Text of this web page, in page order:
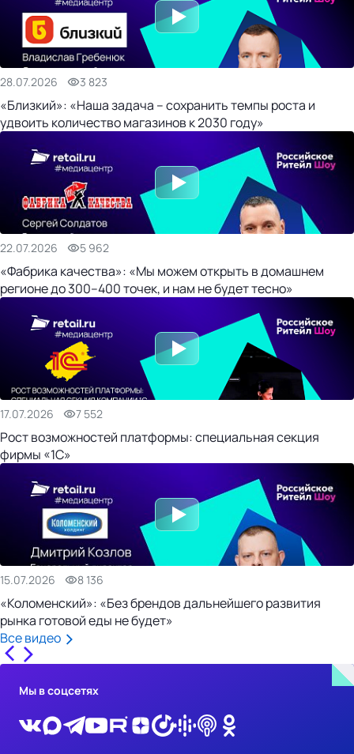
28.07.2026 3 823
«Близкий»: «Наша задача – сохранить темпы роста и
удвоить количество магазинов к 2030 году»
22.07.2026 5 962
«Фабрика качества»: «Мы можем открыть в домашнем
регионе до 300–400 точек, и нам не будет тесно»
17.07.2026 7 552
Рост возможностей платформы: специальная секция
фирмы «1С»
15.07.2026 8 136
«Коломенский»: «Без брендов дальнейшего развития
рынка готовой еды не будет»
Все видео
Мы в соцсетях